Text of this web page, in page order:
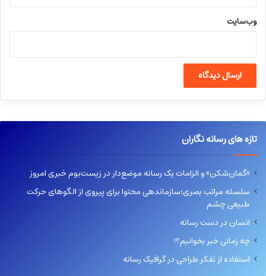
وب‌سایت
تازه های رسانه نگاران
«گمان‌شکن» و الزامات یک رسانه موضع‌دار در زیست‌بوم خبری امروز
سلسله مراتب بصری؛سازماندهی محتوا برای پیروی از الگوهای حرکت
طبیعی چشم
انسان در دست رسانه
چه زمانی خبر بخوانیم؟!
استفاده از تفکر طراحی در گرافیک رسانه